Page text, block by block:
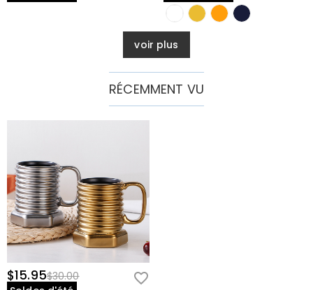
voir plus
RÉCEMMENT VU
$15.95$30.00